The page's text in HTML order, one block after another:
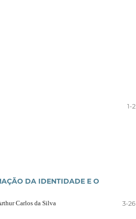
1-2
DA IDENTIDADE E O
Carlos da Silva 3-26